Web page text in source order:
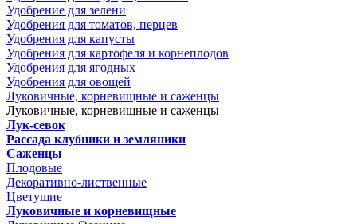
Удобрение для зелени
Удобрения для томатов, перцев
Удобрения для капусты
Удобрения для картофеля и корнеплодов
Удобрения для ягодных
Удобрения для овощей
Луковичные, корневищные и саженцы
Луковичные, корневищные и саженцы
Лук-севок
Рассада клубники и земляники
Саженцы
Плодовые
Декоративно-лиственные
Цветущие
Луковичные и корневищные